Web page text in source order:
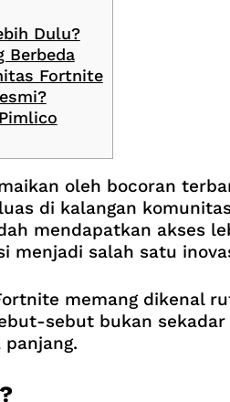
Dulu?
Berbeda
Fortnite
oleh bocoran
di kalangan
mendapatkan akses
menjadi salah satu
memang dikenal
sebut bukan